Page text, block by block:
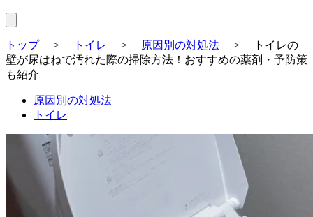
トップ> トイレ > 原因別の対処法 >
トイレの
壁が尿はねで汚れた際の掃除方法！おすすめの薬剤・予防策
も紹介
原因別の対処法
トイレ